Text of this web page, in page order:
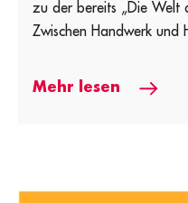
zu der bereits „Die Welt
Zwischen Handwerk und
Mehr lesen